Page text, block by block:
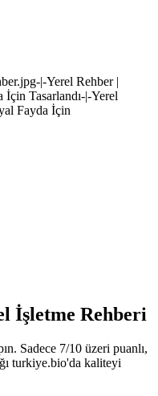
|-Yerel Rehber |
Tasarlandı-|-Yerel
Fayda İçin
İşletme Rehberi
Sadece 7/10 üzeri puanlı,
turkiye.bio'da kaliteyi